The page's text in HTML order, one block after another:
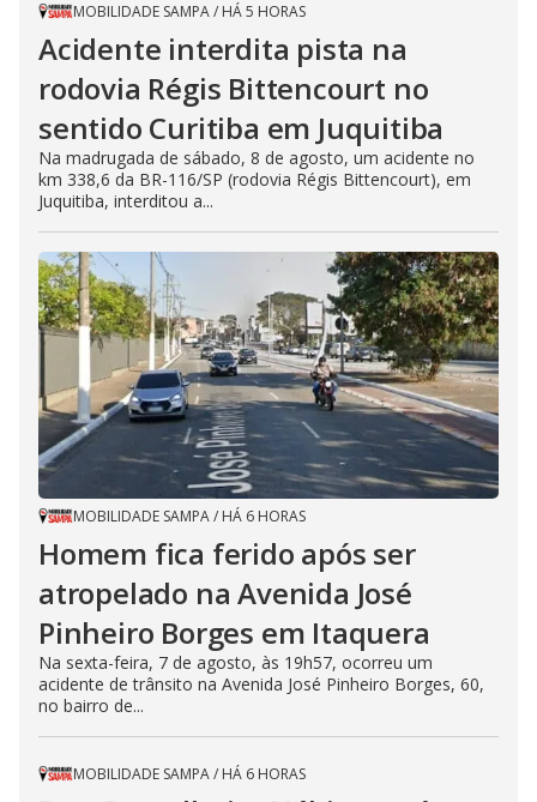
MOBILIDADE SAMPA/ HÁ 5 HORAS
Acidente interdita pista na
rodovia Régis Bittencourt no
sentido Curitiba em Juquitiba
Na madrugada de sábado, 8 de agosto, um acidente no
km 338,6 da BR-116/SP (rodovia Régis Bittencourt), em
Juquitiba, interditou a...
MOBILIDADE SAMPA/ HÁ 6 HORAS
Homem fica ferido após ser
atropelado na Avenida José
Pinheiro Borges em Itaquera
Na sexta-feira, 7 de agosto, às 19h57, ocorreu um
acidente de trânsito na Avenida José Pinheiro Borges, 60,
no bairro de...
MOBILIDADE SAMPA/ HÁ 6 HORAS